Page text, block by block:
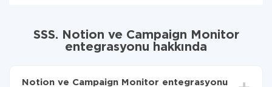
SSS. Notion ve Campaign Monitor
entegrasyonu hakkında
Notion ve Campaign Monitor entegrasyonu